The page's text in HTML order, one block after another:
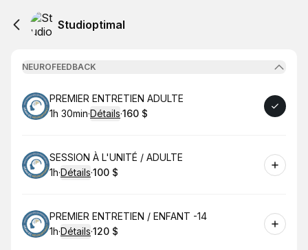
Studioptimal
NEUROFEEDBACK
Réserver
PREMIER ENTRETIEN ADULTE
.Durée de l'appel :
1h 30min·Détails·
.Prix
160 $
Réserver
SESSION À L'UNITÉ / ADULTE
.Durée de l'appel
1h·Détails·
.Prix
100 $
Réserver
PREMIER ENTRETIEN / ENFANT -14
.Durée de l'appel
1h·Détails·
.Prix
120 $